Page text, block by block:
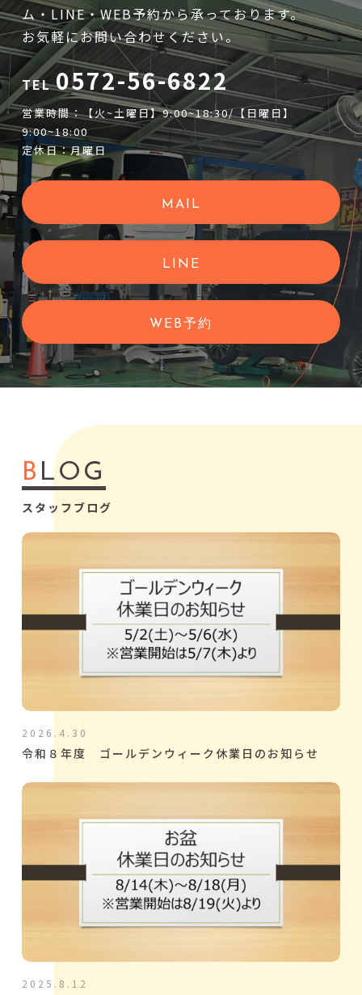
ム・LINE・WEB予約から承っております。
お気軽にお問い合わせください。
TEL0572-56-6822
営業時間：【火~土曜日】9:00~18:30/【日曜日】
9:00~18:00
定休日：月曜日
MAIL
LINE
WEB予約
B LOG
スタッフブログ
2026.4.30
令和８年度 ゴールデンウィーク休業日のお知らせ
2025.8.12